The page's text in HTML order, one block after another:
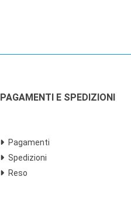
PAGAMENTI E SPEDIZIONI
Pagamenti
Spedizioni
Reso